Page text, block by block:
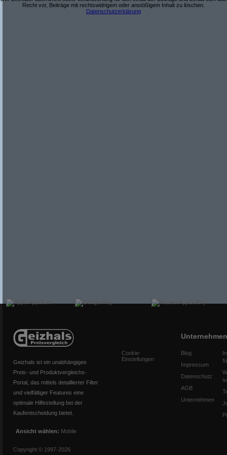
Recht vor, Beiträge mit rechtswidrigem oder anstößigem Inhalt zu löschen.
Datenschutzerklärung
Geizhals ist ein unabhängiges
Preis- und Produktvergleichs-
Portal, das mittels detaillierter Filter
und vielfältiger Features eine
optimale Hilfestellung bei der
Kaufentscheidung bietet.
Ansicht wählen: Mobile
Copyright © 1997-2026
Cookie-
Einstellungen
Unternehmen
Blog
Impressum
Datenschutz
AGB
Unternehmen